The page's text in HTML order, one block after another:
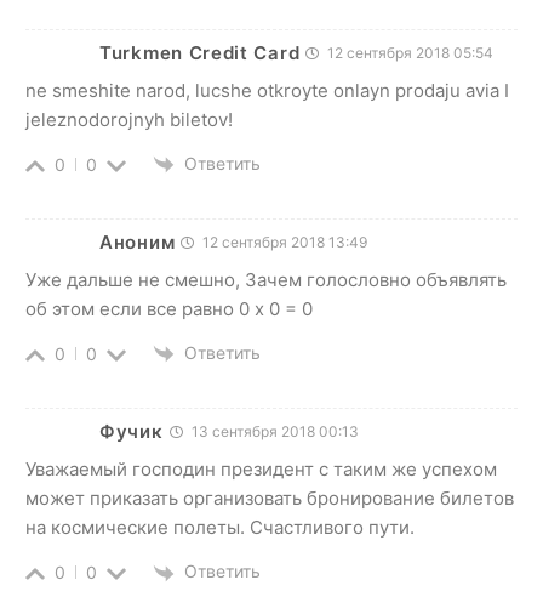
Turkmen Credit Card 12 сентября 2018 05:54
ne smeshite narod, lucshe otkroyte onlayn prodaju avia I
jeleznodorojnyh biletov!
0 0 Ответить
Аноним 12 сентября 2018 13:49
Уже дальше не смешно, Зачем голословно объявлять
об этом если все равно 0 х 0 = 0
0 0 Ответить
Фучик 13 сентября 2018 00:13
Уважаемый господин президент с таким же успехом
может приказать организовать бронирование билетов
на космические полеты. Счастливого пути.
0 0 Ответить